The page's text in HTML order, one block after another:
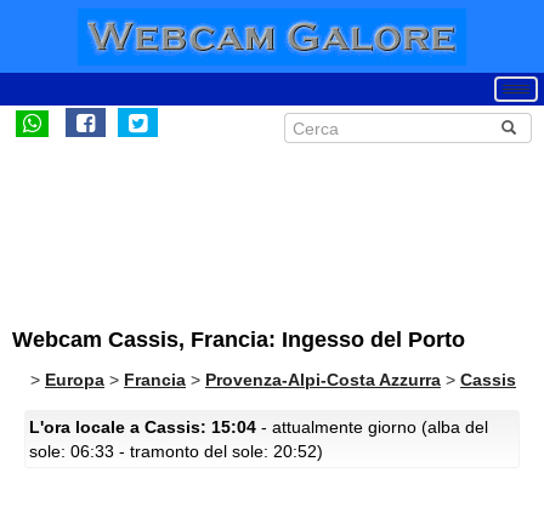
Webcam Cassis, Francia: Ingesso del Porto
> Europa > Francia > Provenza-Alpi-Costa Azzurra > Cassis
L'ora locale a Cassis: 15:04 - attualmente giorno (alba del
sole: 06:33 - tramonto del sole: 20:52)